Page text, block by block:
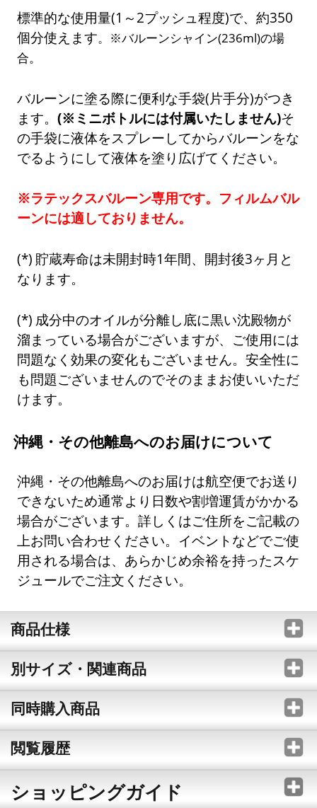
標準的な使用量(1～2プッシュ程度)で、約350
個分使えます。※バルーンシャイン(236ml)の場
合。
バルーンに塗る際に便利な手袋(片手分)がつき
ます。(※ミニボトルには付属いたしません)そ
の手袋に液体をスプレーしてからバルーンをな
でるようにして液体を塗り広げてください。
※ラテックスバルーン専用です。フィルムバル
ーンには適しておりません。
貯蔵寿命は未開封時1年間、開封後3ヶ月と
なります。
成分中のオイルが分離し底に黒い沈殿物が
溜まっている場合がございますが、ご使用には
問題なく効果の変化もございません。安全性に
も問題ございませんのでそのままお使いいただ
けます。
沖縄・その他離島へのお届けについて
沖縄・その他離島へのお届けは航空便でお送り
できないため通常より日数や割増運賃がかかる
場合がございます。詳しくはご住所をご記載の
上お問い合わせください。イベントなどでご使
用される場合は、あらかじめ余裕を持ったスケ
ジュールでご注文ください。
商品仕様
別サイズ・関連商品
同時購入商品
閲覧履歴
ショッピングガイド